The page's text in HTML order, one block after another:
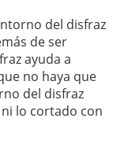
del disfraz
de ser
ayuda a
no haya que
del disfraz
lo cortado con